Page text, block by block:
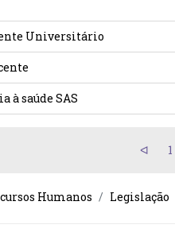
Universitário
à saúde SAS
1
Humanos Legislação